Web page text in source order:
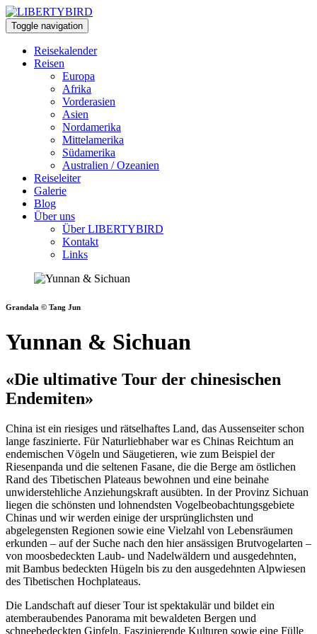
Toggle navigation
Reisekalender
Reisen
Europa
Afrika
Vorderasien
Asien
Nordamerika
Mittelamerika
Südamerika
Australien / Ozeanien
Reiseleiter
Galerie
Blog
Über uns
Über LIBERTYBIRD
Kontakt
Links
Grandala © Tang Jun
Yunnan & Sichuan
«Die ultimative Tour der chinesischen
Endemiten»
China ist ein riesiges und rätselhaftes Land, das Aussenseiter schon
lange faszinierte. Für Naturliebhaber war es Chinas Reichtum an
endemischen Vögeln und Säugetieren, wie zum Beispiel der
Riesenpanda und die seltenen Fasane, die die Berge am östlichen
Rand des Tibetischen Plateaus bewohnen und eine beinahe
unwiderstehliche Anziehungskraft ausübten. In der Provinz Sichuan
liegen die schönsten und lohnendsten Vogelbeobachtungsgebiete
Chinas und wir werden einige der ursprünglichsten und
abgelegensten Regionen sowie eine Vielzahl von Lebensräumen
erkunden – auf der Suche nach den hier ansässigen Brutvogelarten –
von moosbedeckten Laub- und Nadelwäldern und ausgedehnten,
mit Bambus bedeckten Hügeln bis zu den ausgedehnten Alpwiesen
des Tibetischen Hochplateaus.
Die Landschaft auf dieser Tour ist spektakulär und bildet ein
atemberaubendes Panorama mit bewaldeten Bergen und
schneebedeckten Gipfeln. Faszinierende Kulturen sowie eine Fülle